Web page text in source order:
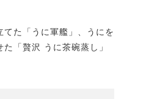
た「うに軍艦」、うにを
「贅沢 うに茶碗蒸し」